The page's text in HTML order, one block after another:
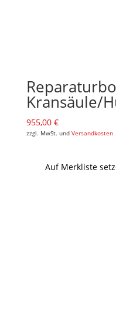
Kransäule/
955,00 €
zzgl. MwSt. und Versandkosten
Auf Merkliste